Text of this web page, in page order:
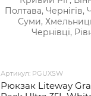
Артикул: PGUXSW
Рюкзак Liteway